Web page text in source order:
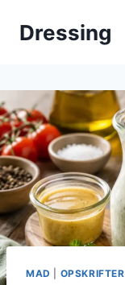
Dressing
MAD OPSKRIFTER